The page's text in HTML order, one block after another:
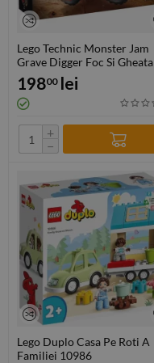
Lego Technic Monster Jam
Grave Digger Foc Si Gheata
42219
19800 lei
+
−
Lego Duplo Casa Pe Roti A
Familiei 10986